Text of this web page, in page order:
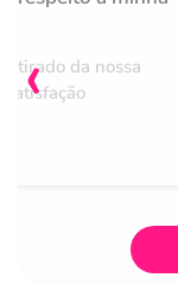
da nossa
‹